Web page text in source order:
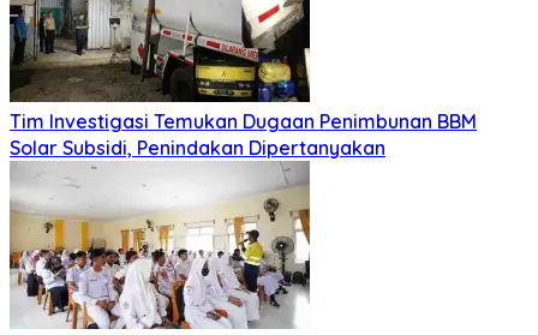
Tim Investigasi Temukan Dugaan Penimbunan BBM
Solar Subsidi, Penindakan Dipertanyakan